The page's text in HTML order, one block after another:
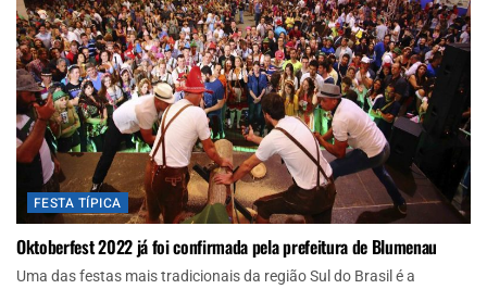
FESTA TÍPICA
Oktoberfest 2022 já foi confirmada pela prefeitura de Blumenau
Uma das festas mais tradicionais da região Sul do Brasil é a